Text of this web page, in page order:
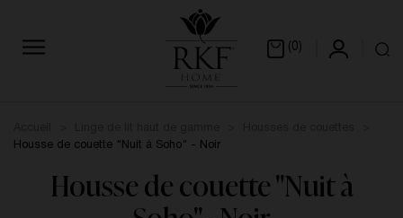
(0)
Housse de couette "Nuit à Soho" - Noir
Housse de couette "Nuit à